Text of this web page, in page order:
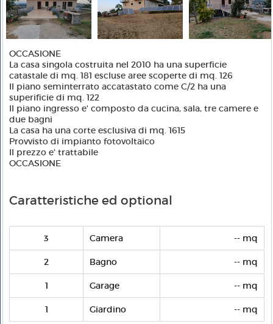
OCCASIONE
La casa singola costruita nel 2010 ha una superficie
catastale di mq. 181 escluse aree scoperte di mq. 126
Il piano seminterrato accatastato come C/2 ha una
superificie di mq. 122
Il piano ingresso e' composto da cucina, sala, tre camere e
due bagni
La casa ha una corte esclusiva di mq. 1615
Provvisto di impianto fotovoltaico
Il prezzo e' trattabile
OCCASIONE
Caratteristiche ed optional
3 Camera -- mq
2 Bagno -- mq
1 Garage -- mq
1 Giardino -- mq